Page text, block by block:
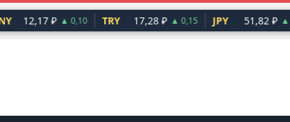
12,17 ₽ ▲ 0,10 TRY 17,28 ₽ ▲ 0,15 JPY 51,82 ₽ ▲